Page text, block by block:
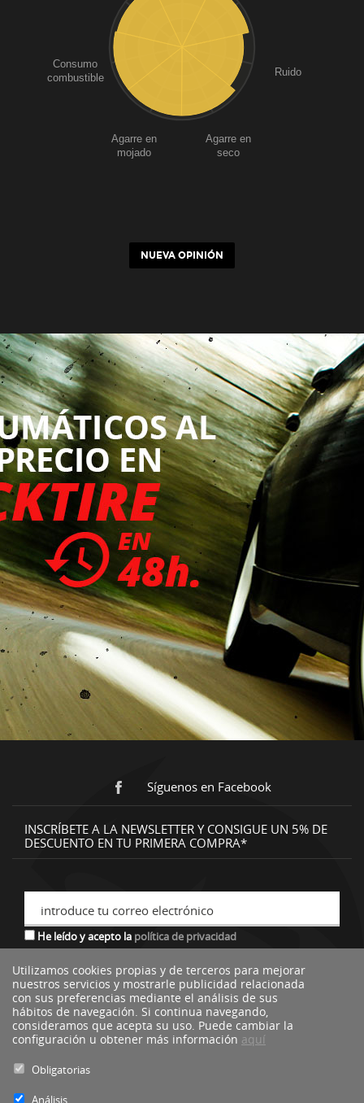
Ruido
Agarre en
seco
Agarre en
mojado
Consumo
combustible
NUEVA OPINIÓN
Síguenos en Facebook
INSCRÍBETE A LA NEWSLETTER Y CONSIGUE UN 5% DE
DESCUENTO EN TU PRIMERA COMPRA*
introduce tu correo electrónico
He leído y acepto la política de privacidad
*descuento no acumulable a otras ofertas o promociones.
Utilizamos cookies propias y de terceros para mejorar
nuestros servicios y mostrarle publicidad relacionada
con sus preferencias mediante el análisis de sus
hábitos de navegación. Si continua navegando,
consideramos que acepta su uso. Puede cambiar la
configuración u obtener más información aquí
Obligatorias
Análisis